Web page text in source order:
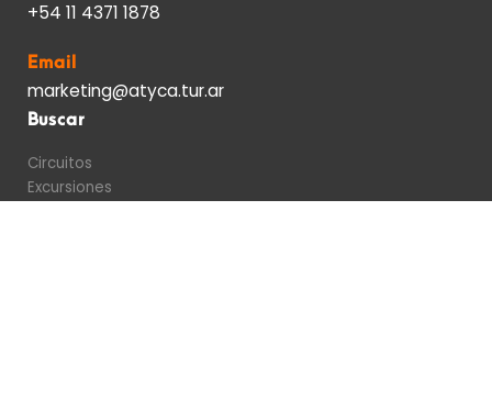
+54 11 4371 1878
Email
marketing@atyca.tur.ar
Buscar
Circuitos
Excursiones